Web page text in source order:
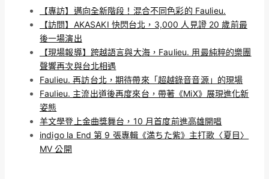
【專訪】邁向全新階段！混合不同色彩的 Faulieu.
【訪問】AKASAKI 快閃台北，3,000 人見證 20 歲前最
後一場演出
【現場報導】跨越語言與大海，Faulieu. 用最純粹的樂團
聲響再次與台北相遇
Faulieu. 再訪台北，期待帶來「超越錄音音源」的現場
Faulieu. 主流出道後再度來台，帶著《MiX》展現進化新
姿態
羊文學登上金曲獎舞台，10 月首度前進高雄開唱
indigo la End 第 9 張專輯《満ちた紫》主打歌〈夏目〉
MV 公開